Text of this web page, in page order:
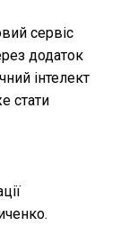
сервіс
додаток
інтелект
стати